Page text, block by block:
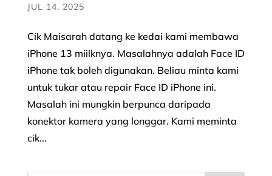
JUL 14, 2025
Cik Maisarah datang ke kedai kami membawa
iPhone 13 miilknya. Masalahnya adalah Face ID
iPhone tak boleh digunakan. Beliau minta kami
untuk tukar atau repair Face ID iPhone ini.
Masalah ini mungkin berpunca daripada
konektor kamera yang longgar. Kami meminta
cik...